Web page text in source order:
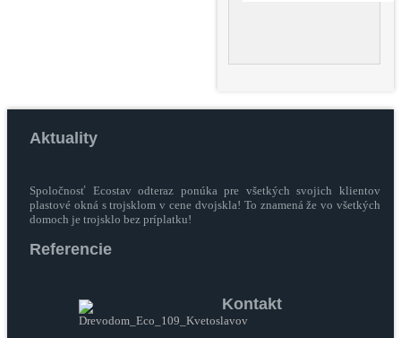
Aktuality
Spoločnosť Ecostav odteraz ponúka pre všetkých svojich klientov
plastové okná s trojsklom v cene dvojskla! To znamená že vo všetkých
domoch je trojsklo bez príplatku!
Referencie
Kontakt